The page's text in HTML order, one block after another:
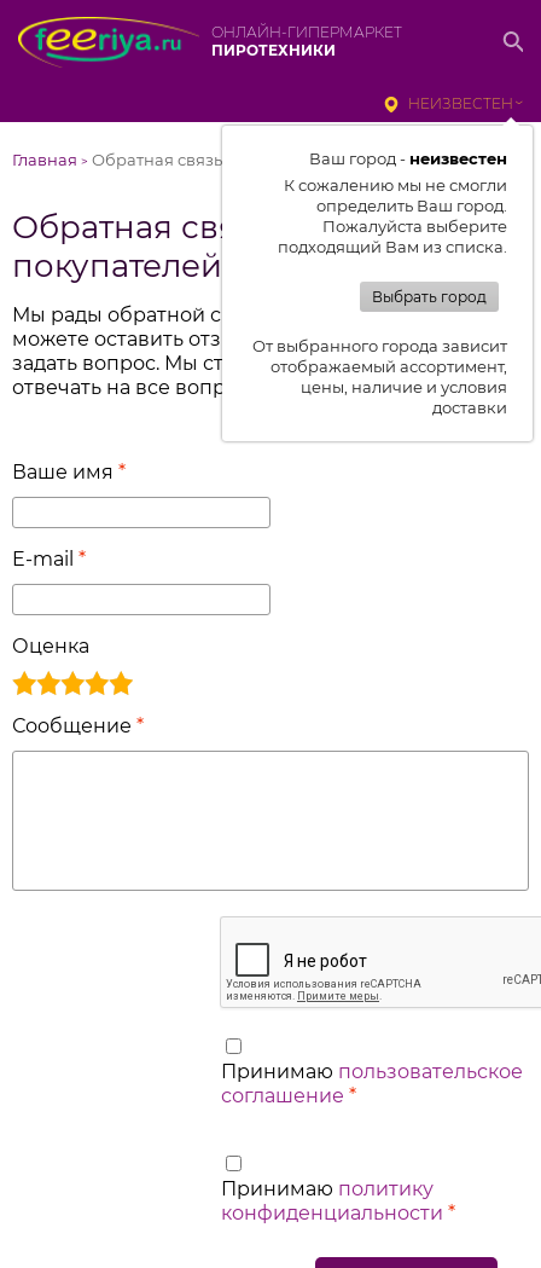
ОНЛАЙН-ГИПЕРМАРКЕТ
ПИРОТЕХНИКИ
НЕИЗВЕСТЕН
Ваш город - неизвестен
К сожалению мы не смогли
определить Ваш город.
Пожалуйста выберите
подходящий Вам из списка.
Выбрать город
От выбранного города зависит
отображаемый ассортимент,
цены, наличие и условия
доставки
Главная > Обратная связь и отзывы покупателей
Обратная связь и отзывы
покупателей
Мы рады обратной связи от вас. Поэтому вы
можете оставить отзыв о работе компании или
задать вопрос. Мы стараемся оперативно
отвечать на все вопросы.
Ваше имя *
E-mail *
Оценка
Сообщение *
Принимаю пользовательское
соглашение *
Принимаю политику
конфиденциальности *